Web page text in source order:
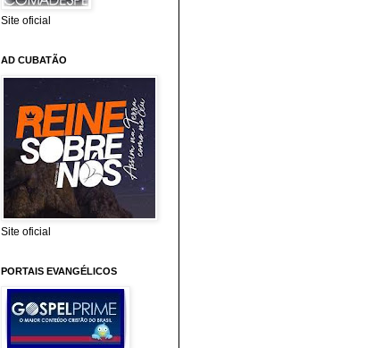
Site oficial
AD CUBATÃO
Site oficial
PORTAIS EVANGÉLICOS